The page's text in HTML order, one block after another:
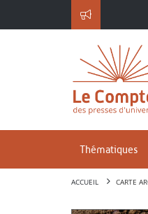
Thématiques
ACCUEIL CARTE